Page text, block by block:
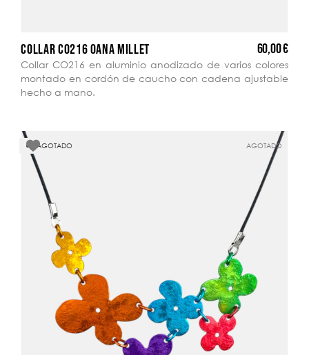
COLLAR CO216 OANA MILLET 60,00 €
Collar CO216 en aluminio anodizado de varios colores
montado en cordón de caucho con cadena ajustable
hecho a mano.
AGOTADO AGOTADO